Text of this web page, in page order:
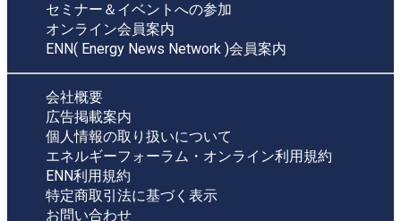
セミナー＆イベントへの参加
オンライン会員案内
ENN( Energy News Network )会員案内
会社概要
広告掲載案内
個人情報の取り扱いについて
エネルギーフォーラム・オンライン利用規約
ENN利用規約
特定商取引法に基づく表示
お問い合わせ